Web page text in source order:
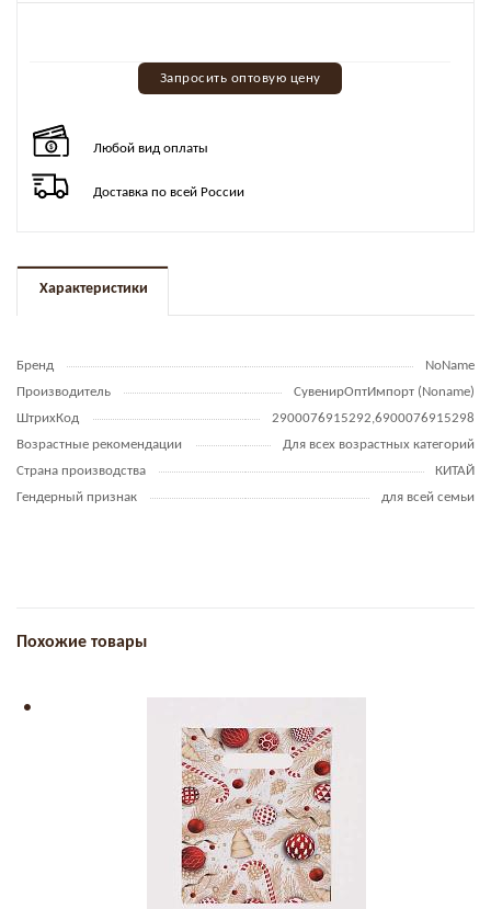
Запросить оптовую цену
Любой вид оплаты
Доставка по всей России
Характеристики
Бренд
NoName
Производитель
СувенирОптИмпорт (Noname)
ШтрихКод
2900076915292,6900076915298
Возрастные рекомендации
Для всех возрастных категорий
Страна производства
КИТАЙ
Гендерный признак
для всей семьи
Похожие товары